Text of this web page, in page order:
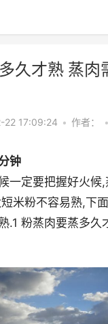
久才熟 蒸肉
22 17:09:24 • 作者： •
钟
一定要把握好火候
米粉不容易熟,下
.1 粉蒸肉要蒸多久